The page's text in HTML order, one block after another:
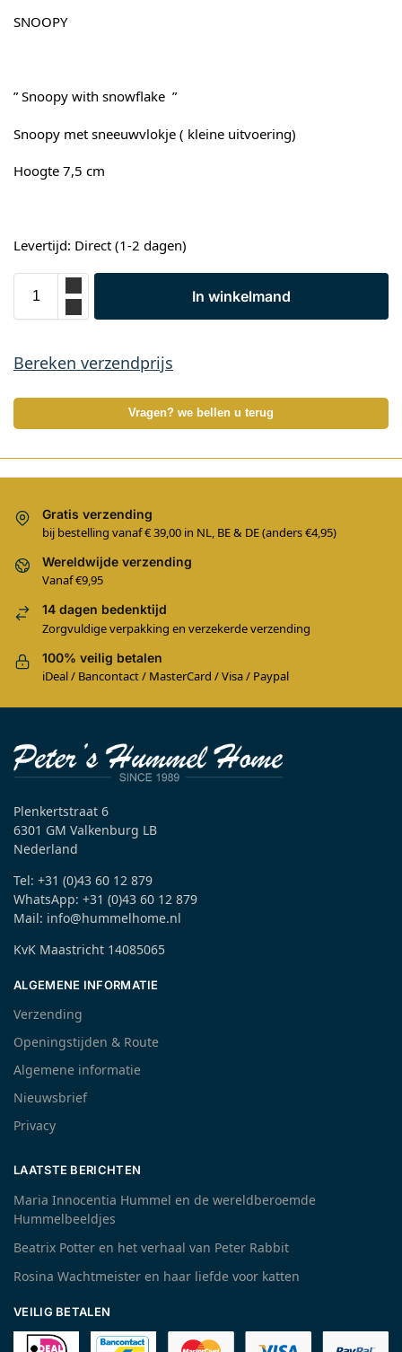
SNOOPY
” Snoopy with snowflake ”
Snoopy met sneeuwvlokje ( kleine uitvoering)
Hoogte 7,5 cm
Levertijd: Direct (1-2 dagen)
In winkelmand
Bereken verzendprijs
Vragen? we bellen u terug
Gratis verzending
bij bestelling vanaf € 39,00 in NL, BE & DE (anders €4,95)
Wereldwijde verzending
Vanaf €9,95
14 dagen bedenktijd
Zorgvuldige verpakking en verzekerde verzending
100% veilig betalen
iDeal / Bancontact / MasterCard / Visa / Paypal
Plenkertstraat 6
6301 GM Valkenburg LB
Nederland
Tel: +31 (0)43 60 12 879
WhatsApp: +31 (0)43 60 12 879
Mail: info@hummelhome.nl
KvK Maastricht 14085065
ALGEMENE INFORMATIE
Verzending
Openingstijden & Route
Algemene informatie
Nieuwsbrief
Privacy
LAATSTE BERICHTEN
Maria Innocentia Hummel en de wereldberoemde
Hummelbeeldjes
Beatrix Potter en het verhaal van Peter Rabbit
Rosina Wachtmeister en haar liefde voor katten
VEILIG BETALEN